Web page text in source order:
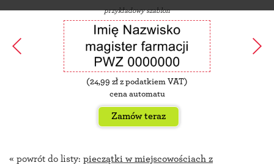
przykładowy szablon
(24,99 zł z podatkiem VAT)
cena automatu
Zamów teraz
« powrót do listy: pieczątki w miejscowościach z